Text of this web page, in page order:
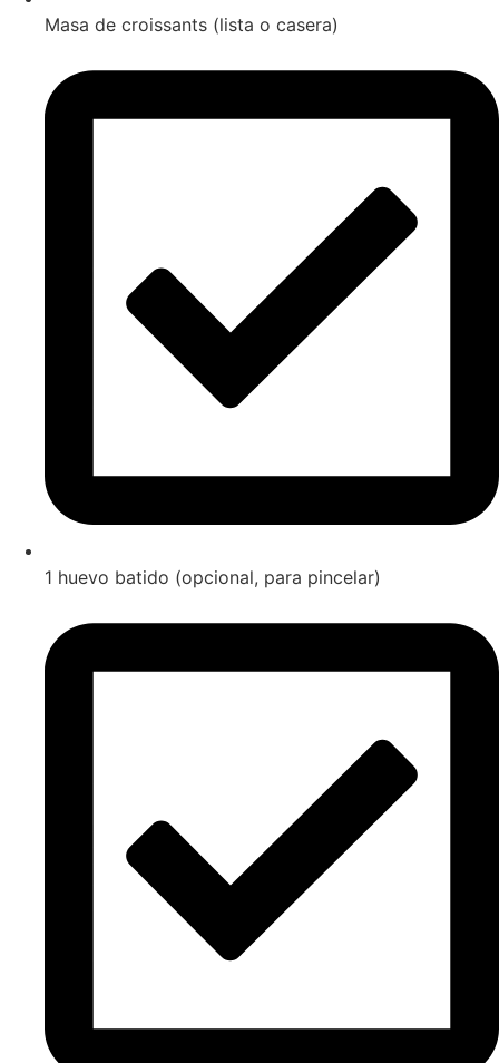
Masa de croissants (lista o casera)
1 huevo batido (opcional, para pincelar)